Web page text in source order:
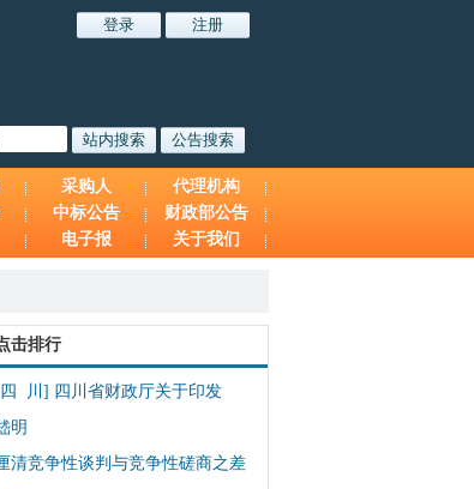
采购人
代理机构
中标公告
财政部公告
电子报 关于我们
击排行
川] 四川省财政厅关于印发
明
清竞争性谈判与竞争性磋商之差